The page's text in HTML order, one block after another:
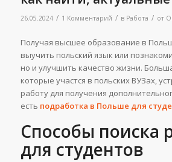
26.05.2024 / 1 Комментарий / в Работа / от
Получая высшее образование в
выучить польский язык или
но и улучшить качество жизни.
которые участся в польских ВУЗах,
работу для получения
есть подработка в Польше для
Способы поиска
для студентов